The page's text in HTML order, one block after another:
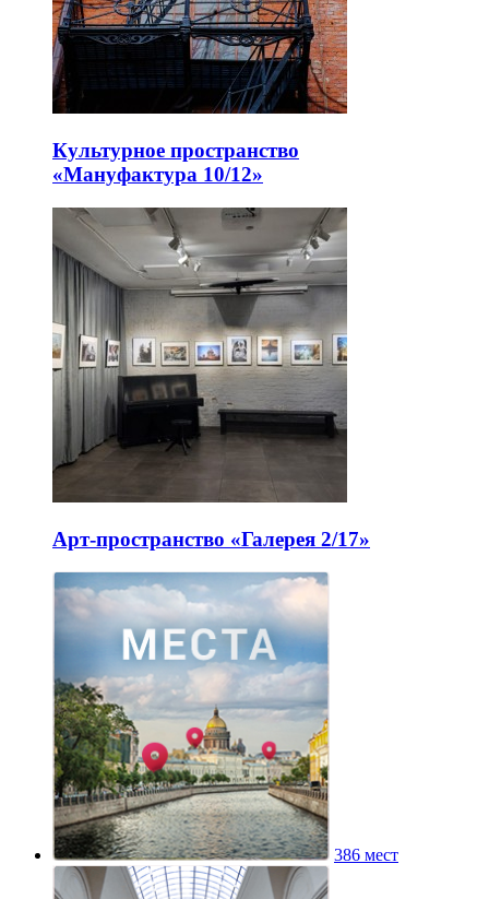
Культурное пространство
«Мануфактура 10/12»
Арт-пространство «Галерея 2/17»
386 мест